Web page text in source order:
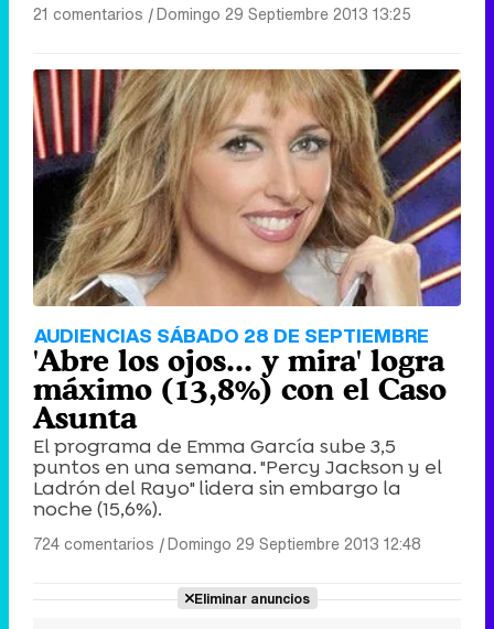
21 comentarios |Domingo 29 Septiembre 2013 13:25
AUDIENCIAS SÁBADO 28 DE SEPTIEMBRE
'Abre los ojos... y mira' logra
máximo (13,8%) con el Caso
Asunta
El programa de Emma García sube 3,5
puntos en una semana. "Percy Jackson y el
Ladrón del Rayo" lidera sin embargo la
noche (15,6%).
724 comentarios |Domingo 29 Septiembre 2013 12:48
Eliminar anuncios